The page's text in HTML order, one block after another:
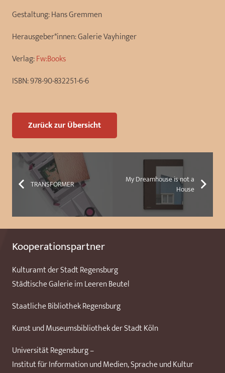
Gestaltung:Hans Gremmen
Herausgeber*innen:Galerie Vayhinger
Verlag:Fw:Books
ISBN:978-90-832251-6-6
Zurück zur Übersicht
TRANSFORMER
My Dreamhouse is not a
House
Kooperationspartner
Kulturamt der Stadt Regensburg
Städtische Galerie im Leeren Beutel
Staatliche Bibliothek Regensburg
Kunst und Museumsbibliothek der Stadt Köln
Universität Regensburg –
Institut für Information und Medien, Sprache und Kultur